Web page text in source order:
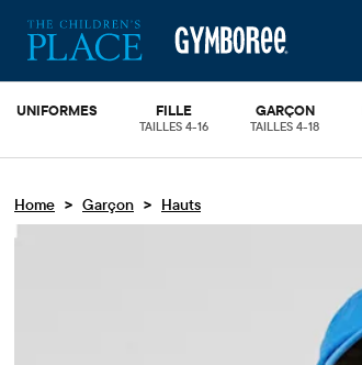
UNIFORMES FILLE
TAILLES 4-16
GARÇON
TAILLES 4-18
Home > Garçon > Hauts